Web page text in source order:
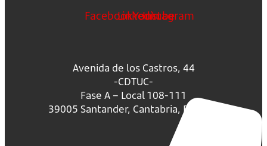
FacebookLinkedin
Youtube
Instagram
Avenida de los Castros, 44
-CDTUC-
Fase A – Local 108-111
39005 Santander, Cantabria, España.